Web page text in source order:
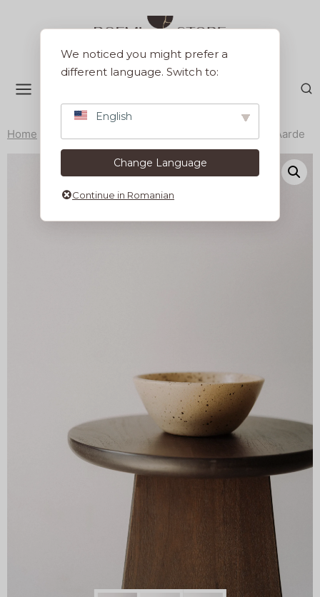
Home Bol 16 cm Aarde
We noticed you might prefer a
different language. Switch to:
English
Change Language
Continue in Romanian